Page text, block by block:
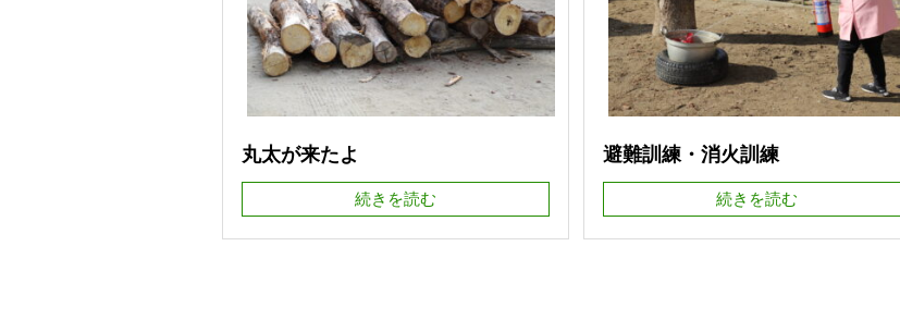
丸太が来たよ
続きを読む
避難訓練・消火訓練
続きを読む